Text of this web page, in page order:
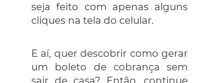
seja feito com apenas alguns
cliques na tela do celular.
E aí, quer descobrir como gerar
um boleto de cobrança sem
sair de casa? Então, continue